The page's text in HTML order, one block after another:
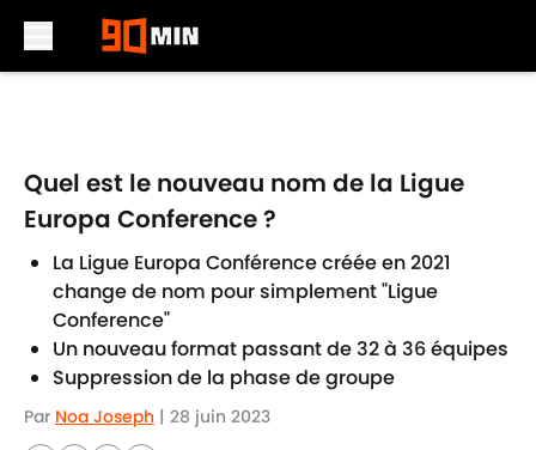
Quel est le nouveau nom de la Ligue
Europa Conference ?
La Ligue Europa Conférence créée en 2021
change de nom pour simplement "Ligue
Conference"
Un nouveau format passant de 32 à 36 équipes
Suppression de la phase de groupe
Par Noa Joseph | 28 juin 2023